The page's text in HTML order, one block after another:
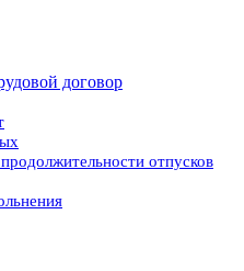
договор
отпусков